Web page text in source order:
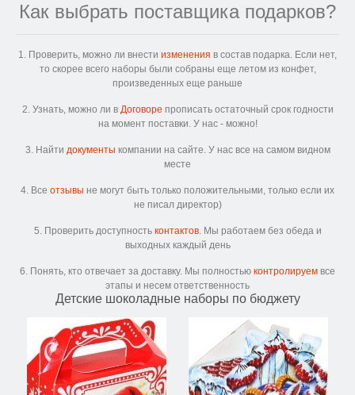
Как выбрать поставщика подарков?
1. Проверить, можно ли внести изменения в состав подарка. Если нет,
то скорее всего наборы были собраны еще летом из конфет,
произведенных еще раньше
2. Узнать, можно ли в Договоре прописать остаточный срок годности
на момент поставки. У нас - можно!
3. Найти документы компании на сайте. У нас все на самом видном
месте
4. Все отзывы не могут быть только положительными, только если их
не писал директор)
5. Проверить доступность контактов. Мы работаем без обеда и
выходных каждый день
6. Понять, кто отвечает за доставку. Мы полностью контролируем все
этапы и несем ответственность
Детские шоколадные наборы по бюджету